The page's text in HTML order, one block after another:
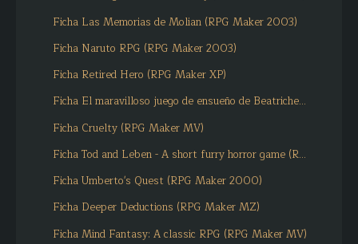
Ficha Las Memorias de Molian (RPG Maker 2003)
Ficha Naruto RPG (RPG Maker 2003)
Ficha Retired Hero (RPG Maker XP)
Ficha El maravilloso juego de ensueño de Beatriche...
Ficha Cruelty (RPG Maker MV)
Ficha Tod and Leben - A short furry horror game (R...
Ficha Umberto's Quest (RPG Maker 2000)
Ficha Deeper Deductions (RPG Maker MZ)
Ficha Mind Fantasy: A classic RPG (RPG Maker MV)